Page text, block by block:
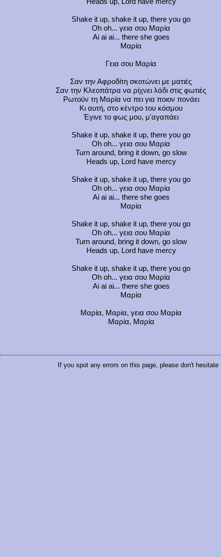
Shake it up, shake it up, there you go
Oh oh... γεια σου Μαρία
Ai ai ai... there she goes
Μαρία
Γεια σου Μαρία
Σαν την Αφροδίτη σκοτώνει με ματιές
Σαν την Κλεοπάτρα να ρίχνει λάδι στις φωτιές
Ρωτούν τη Μαρία να πει για ποιον πονάει
Κι αυτή, στο κέντρο του κόσμου
Έγινε το φως μου, μ'αγαπάει
Shake it up, shake it up, there you go
Oh oh... γεια σου Μαρία
Turn around, bring it down, go slow
Heads up, Lord have mercy
Shake it up, shake it up, there you go
Oh oh... γεια σου Μαρία
Ai ai ai... there she goes
Μαρία
Shake it up, shake it up, there you go
Oh oh... γεια σου Μαρία
Turn around, bring it down, go slow
Heads up, Lord have mercy
Shake it up, shake it up, there you go
Oh oh... γεια σου Μαρία
Ai ai ai... there she goes
Μαρία
Μαρία, Μαρία, γεια σου Μαρία
Μαρία, Μαρία
If you spot any errors on this page, please don't